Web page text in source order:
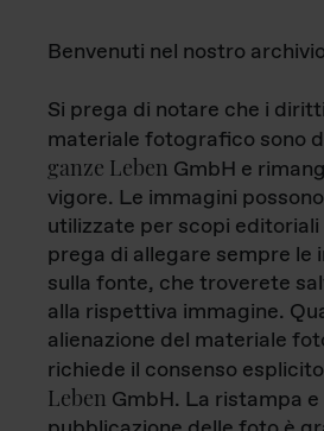
Benvenuti nel nostro
Si prega di notare che i
materiale fotografico sono
ganze Leben GmbH e
vigore. Le immagini
utilizzate per scopi
prega di allegare sempre le
sulla fonte, che troverete
alla rispettiva immagine.
alienazione del materiale
richiede il consenso
Leben GmbH. La ristampa e